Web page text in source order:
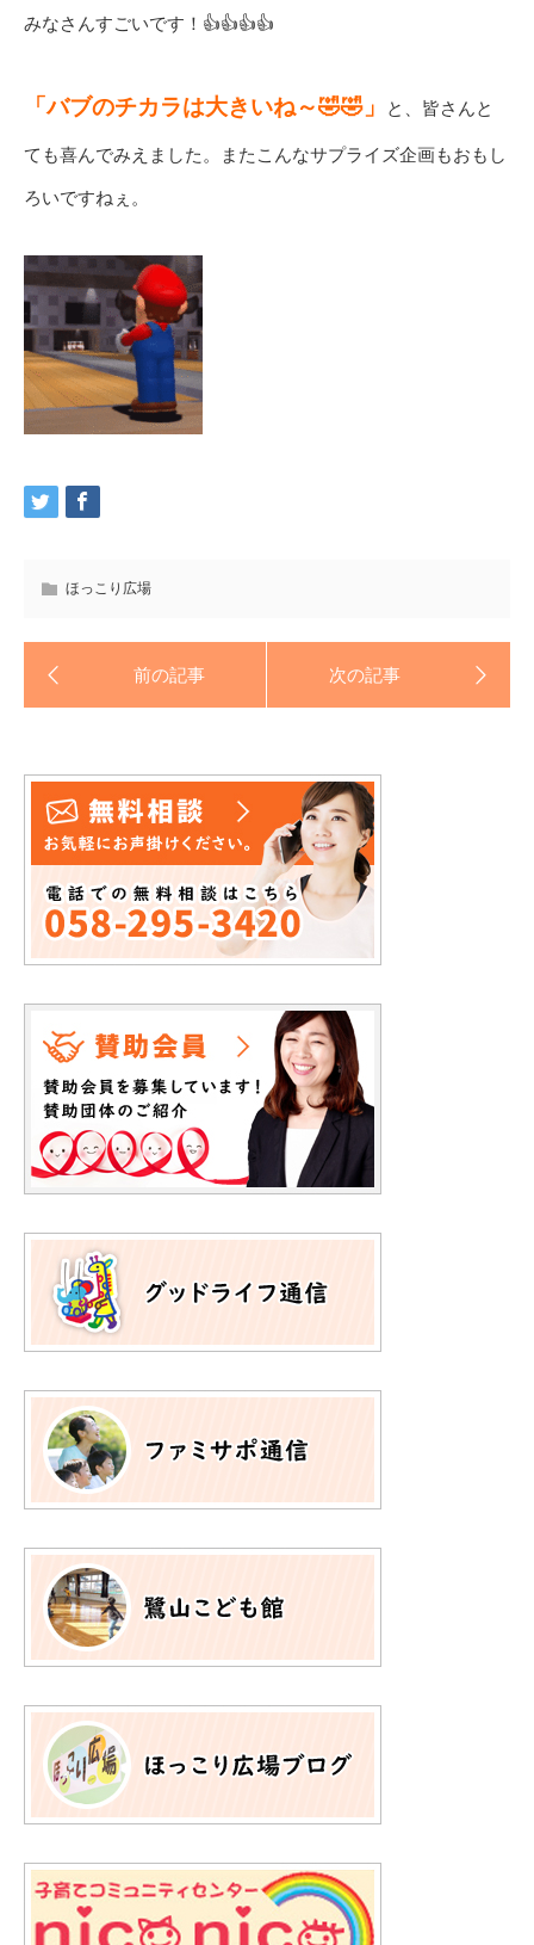
みなさんすごいです！👍👍👍👍
「バブのチカラは大きいね～🤣🤣」 と、皆さんと
ても喜んでみえました。またこんなサプライズ企画もおもし
ろいですねぇ。
ほっこり広場